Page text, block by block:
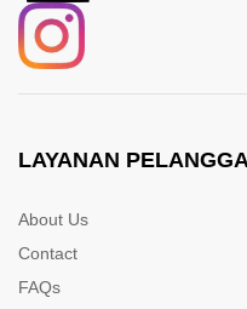
LAYANAN
About Us
Contact
FAQs